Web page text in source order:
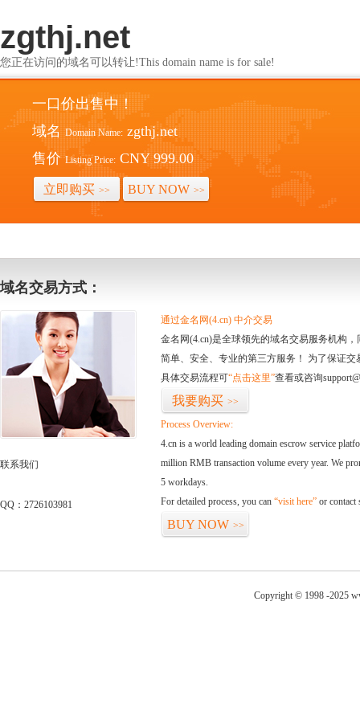
zgthj.net
您正在访问的域名可以转让!This domain name is for sale!
一口价出售中！
域名 Domain Name: zgthj.net
售价 Listing Price: CNY 999.00
立即购买 >> BUY NOW >>
域名交易方式：
联系我们
QQ：2726103981
通过金名网(4.cn) 中介交易
金名网(4.cn)是全球领先的域名交易服务机构
简单、安全、专业的第三方服务！ 为了保证
具体交易流程可“点击这里”查看或咨询
我要购买 >>
Process Overview:
4.cn is a world leading domain escrow service
million RMB transaction volume every year. We
5 workdays.
For detailed process, you can “visit here” or contact
BUY NOW >>
Copyright © 1998 -2025